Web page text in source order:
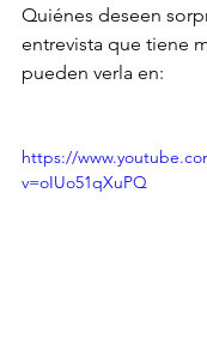
Quiénes deseen
entrevista que tiene
pueden verla en:
https://
v=oIUo51qXuPQ